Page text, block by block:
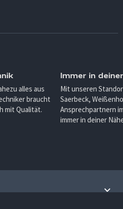
alles aus
braucht
mit Qualität.
Immer in
Mit unseren
Saerbeck,
Ansprechpartnern
immer in deiner